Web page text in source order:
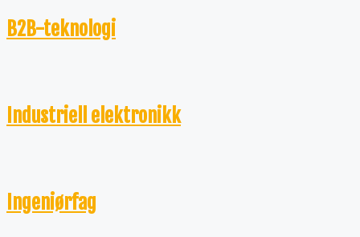
B2B-teknologi
Industriell elektronikk
Ingeniørfag